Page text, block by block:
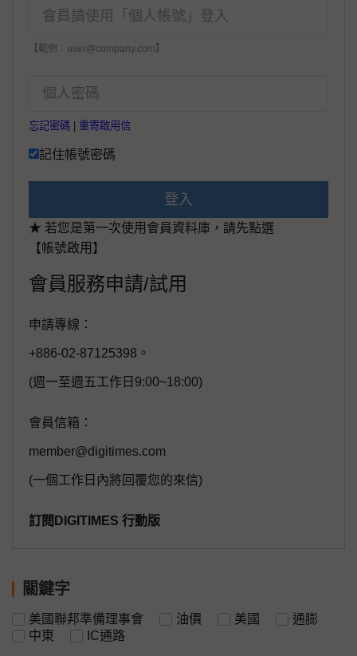
【範例：user@company.com】
忘記密碼 重寄啟用信
記住帳號密碼
登入
★ 若您是第一次使用會員資料庫，請先點選
【帳號啟用】
會員服務申請/試用
申請專線：
+886-02-87125398。
(週一至週五工作日9:00~18:00)
會員信箱：
member@digitimes.com
(一個工作日內將回覆您的來信)
訂閱DIGITIMES 行動版
關鍵字
美國聯邦準備理事會 油價 美國
通膨
中東
IC通路